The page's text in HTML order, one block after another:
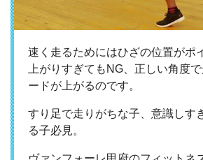
速く走るためにはひざの位置がポ
上がりすぎてもNG、正しい角度
ードが上がるのです。
すり足で走りがちな子、意識しす
る子必見。